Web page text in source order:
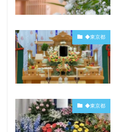
◆東京都
◆東京都